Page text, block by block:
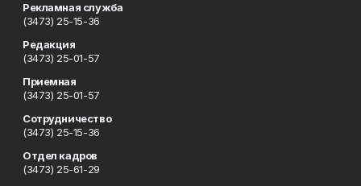
Рекламная служба
(3473) 25-15-36
Редакция
(3473) 25-01-57
Приемная
(3473) 25-01-57
Сотрудничество
(3473) 25-15-36
Отдел кадров
(3473) 25-61-29